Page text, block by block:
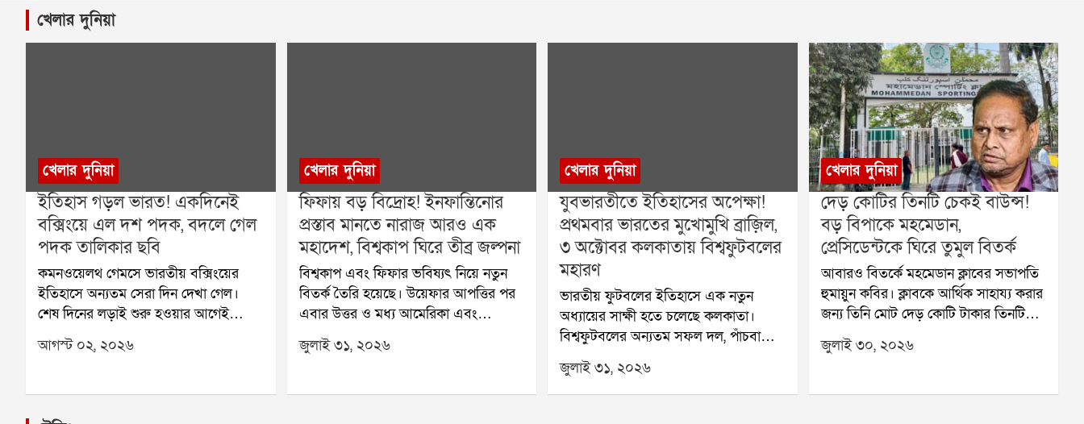
খেলার দুনিয়া
খেলার দুনিয়া
ইতিহাস গড়ল ভারত! একদিনেই
বক্সিংয়ে এল দশ পদক, বদলে গেল
পদক তালিকার ছবি
কমনওয়েলথ গেমসে ভারতীয় বক্সিংয়ের
ইতিহাসে অন্যতম সেরা দিন দেখা গেল।
শেষ দিনের লড়াই শুরু হওয়ার আগেই
নিশ্চিত হয়ে গিয়েছিল, এবার একসঙ্গে দশটি
পদক জিততে চলেছেন ভারতের বক্সাররা।
কখনও বক্সিংয়ে এত বেশি পদক জিততে
পারেনি। তাই শুরু থেকেই এই সাফল্য
আগস্ট ০২, ২০২৬
খেলার দুনিয়া
ফিফায় বড় বিদ্রোহ! ইনফান্তিনোর
প্রস্তাব মানতে নারাজ আরও এক
মহাদেশ, বিশ্বকাপ ঘিরে তীব্র জল্পনা
বিশ্বকাপ এবং ফিফার ভবিষ্যৎ নিয়ে নতুন
বিতর্ক তৈরি হয়েছে। উয়েফার আপত্তির পর
এবার উত্তর ও মধ্য আমেরিকা এবং
ক্যারিবিয়ান অঞ্চলের ফুটবল সংস্থা
কনকাকাফও ফিফা সভাপতি জিয়ান্নি
এর ফলে ফিফার ভবিষ্যৎ পরিকল্পনা বড়
জুলাই ৩১, ২০২৬
খেলার দুনিয়া
যুবভারতীতে ইতিহাসের অপেক্ষা!
প্রথমবার ভারতের মুখোমুখি ব্রাজ়িল,
৩ অক্টোবর কলকাতায় বিশ্বফুটবলের
মহারণ
ভারতীয় ফুটবলের ইতিহাসে এক নতুন
অধ্যায়ের সাক্ষী হতে চলেছে কলকাতা।
বিশ্বফুটবলের অন্যতম সফল দল, পাঁচবারের
বিশ্বকাপজয়ী ব্রাজ়িল প্রথমবারের মতো
ভারতের বিরুদ্ধে প্রদর্শনী ম্যাচ খেলতে
আসছে। আগামী ৩ অক্টোবর কলকাতার
জুলাই ৩১, ২০২৬
খেলার দুনিয়া
দেড় কোটির তিনটি চেকই বাউন্স!
বড় বিপাকে মহমেডান,
প্রেসিডেন্টকে ঘিরে তুমুল বিতর্ক
আবারও বিতর্কে মহমেডান ক্লাবের সভাপতি
হুমায়ুন কবির। ক্লাবকে আর্থিক সাহায্য করার
জন্য তিনি মোট দেড় কোটি টাকার তিনটি
চেক দিয়েছিলেন। কিন্তু সেই তিনটি চেকই
বাউন্স করেছে বলে অভিযোগ। এই ঘটনায়
নতুন করে উদ্বেগ তৈরি হয়েছে।ক্লাব সূত্রে
জুলাই ৩০, ২০২৬